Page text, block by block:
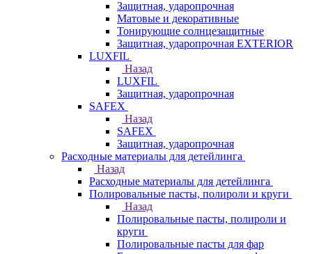
Защитная, ударопрочная
Матовые и декоративные
Тонирующие солнцезащитные
Защитная, ударопрочная EXTERIOR
LUXFIL
Назад
LUXFIL
Защитная, ударопрочная
SAFEX
Назад
SAFEX
Защитная, ударопрочная
Расходные материалы для детейлинга
Назад
Расходные материалы для детейлинга
Полировальные пасты, полироли и круги
Назад
Полировальные пасты, полироли и
круги
Полировальные пасты для фар